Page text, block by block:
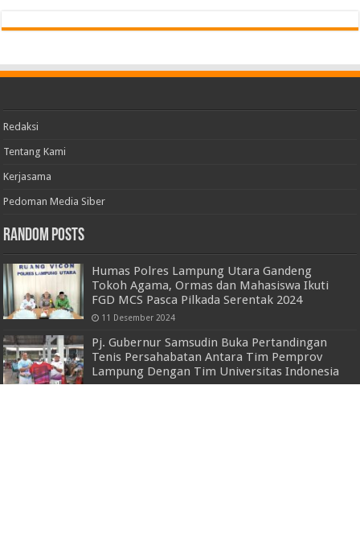
Redaksi
Tentang Kami
Kerjasama
Pedoman Media Siber
Random Posts
Humas Polres Lampung Utara Gandeng
Tokoh Agama, Ormas dan Mahasiswa Ikuti
FGD MCS Pasca Pilkada Serentak 2024
11 Desember 2024
Pj. Gubernur Samsudin Buka Pertandingan
Tenis Persahabatan Antara Tim Pemprov
Lampung Dengan Tim Universitas Indonesia